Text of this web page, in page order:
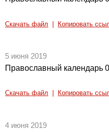
Скачать файл Копировать
5 июня 2019
Православный календарь
Скачать файл Копировать
4 июня 2019